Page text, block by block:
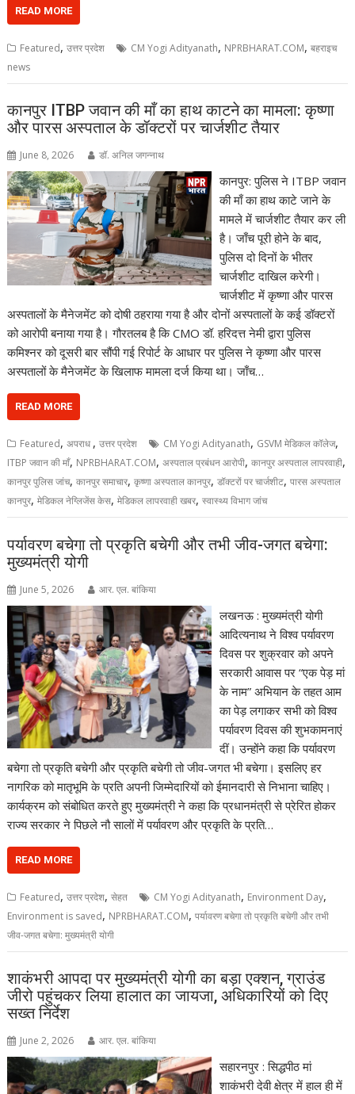
READ MORE
Featured,उत्तर प्रदेश CM Yogi Adityanath, NPRBHARAT.COM,बहराइच
news
कानपुर ITBP जवान की माँ का हाथ काटने का मामला: कृष्णा
और पारस अस्पताल के डॉक्टरों पर चार्जशीट तैयार
June 8, 2026 डॉ. अनिल जगन्नाथ
कानपुर: पुलिस ने ITBP जवान
की माँ का हाथ काटे जाने के
मामले में चार्जशीट तैयार कर ली
है। जाँच पूरी होने के बाद,
पुलिस दो दिनों के भीतर
चार्जशीट दाखिल करेगी।
चार्जशीट में कृष्णा और पारस
अस्पतालों के मैनेजमेंट को दोषी ठहराया गया है और दोनों अस्पतालों के कई डॉक्टरों
को आरोपी बनाया गया है। गौरतलब है कि CMO डॉ. हरिदत्त नेमी द्वारा पुलिस
कमिश्नर को दूसरी बार सौंपी गई रिपोर्ट के आधार पर पुलिस ने कृष्णा और पारस
अस्पतालों के मैनेजमेंट के खिलाफ मामला दर्ज किया था। जाँच…
READ MORE
Featured,अपराध ,उत्तर प्रदेश CM Yogi Adityanath, GSVM मेडिकल कॉलेज,
ITBP जवान की माँ, NPRBHARAT.COM,अस्पताल प्रबंधन आरोपी,कानपुर अस्पताल लापरवाही,
कानपुर पुलिस जांच,कानपुर समाचार,कृष्णा अस्पताल कानपुर,डॉक्टरों पर चार्जशीट,पारस अस्पताल
कानपुर,मेडिकल नेग्लिजेंस केस,मेडिकल लापरवाही खबर,स्वास्थ्य विभाग जांच
पर्यावरण बचेगा तो प्रकृति बचेगी और तभी जीव-जगत बचेगा:
मुख्यमंत्री योगी
June 5, 2026 आर. एल. बांकिया
लखनऊ : मुख्यमंत्री योगी
आदित्यनाथ ने विश्व पर्यावरण
दिवस पर शुक्रवार को अपने
सरकारी आवास पर “एक पेड़ मां
के नाम” अभियान के तहत आम
का पेड़ लगाकर सभी को विश्व
पर्यावरण दिवस की शुभकामनाएं
दीं। उन्होंने कहा कि पर्यावरण
बचेगा तो प्रकृति बचेगी और प्रकृति बचेगी तो जीव-जगत भी बचेगा। इसलिए हर
नागरिक को मातृभूमि के प्रति अपनी जिम्मेदारियों को ईमानदारी से निभाना चाहिए।
कार्यक्रम को संबोधित करते हुए मुख्यमंत्री ने कहा कि प्रधानमंत्री से प्रेरित होकर
राज्य सरकार ने पिछले नौ सालों में पर्यावरण और प्रकृति के प्रति…
READ MORE
Featured,उत्तर प्रदेश,सेहत CM Yogi Adityanath, Environment Day,
Environment is saved, NPRBHARAT.COM,पर्यावरण बचेगा तो प्रकृति बचेगी और तभी
जीव-जगत बचेगा: मुख्यमंत्री योगी
शाकंभरी आपदा पर मुख्यमंत्री योगी का बड़ा एक्शन, ग्राउंड
जीरो पहुंचकर लिया हालात का जायजा, अधिकारियों को दिए
सख्त निर्देश
June 2, 2026 आर. एल. बांकिया
सहारनपुर : सिद्धपीठ मां
शाकंभरी देवी क्षेत्र में हाल ही में